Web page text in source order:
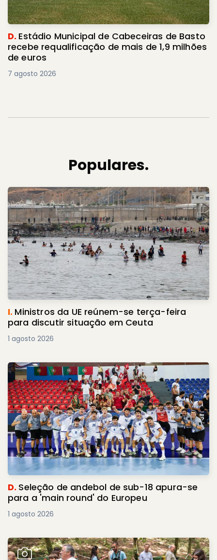
D. Estádio Municipal de Cabeceiras de Basto
recebe requalificação de mais de 1,9 milhões
de euros
7 agosto 2026
Populares.
I. Ministros da UE reúnem-se terça-feira
para discutir situação em Ceuta
1 agosto 2026
D. Seleção de andebol de sub-18 apura-se
para a 'main round' do Europeu
1 agosto 2026